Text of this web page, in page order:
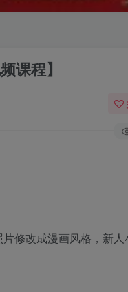
课程】
修改成漫画风格，新